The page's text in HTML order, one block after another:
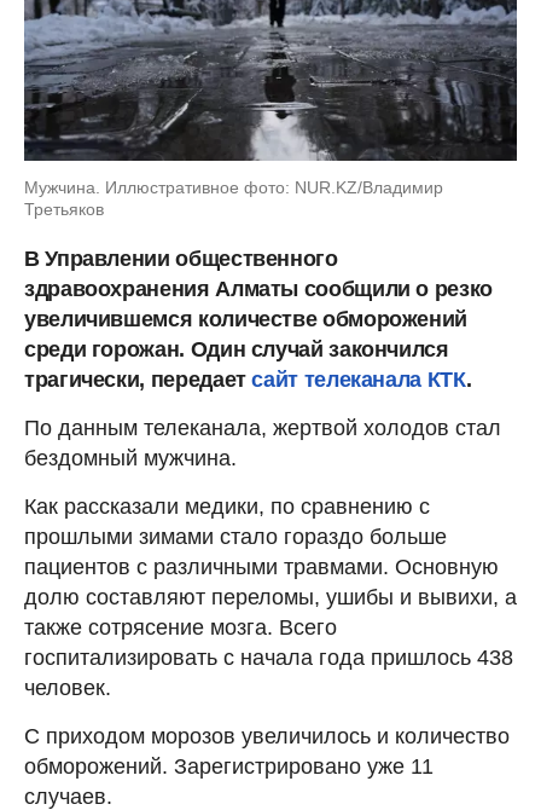
Мужчина. Иллюстративное фото: NUR.KZ/Владимир
Третьяков
В Управлении общественного
здравоохранения Алматы сообщили о резко
увеличившемся количестве обморожений
среди горожан. Один случай закончился
трагически, передаетсайт телеканала КТК.
По данным телеканала, жертвой холодов стал
бездомный мужчина.
Как рассказали медики, по сравнению с
прошлыми зимами стало гораздо больше
пациентов с различными травмами. Основную
долю составляют переломы, ушибы и вывихи, а
также сотрясение мозга. Всего
госпитализировать с начала года пришлось 438
человек.
С приходом морозов увеличилось и количество
обморожений. Зарегистрировано уже 11
случаев.